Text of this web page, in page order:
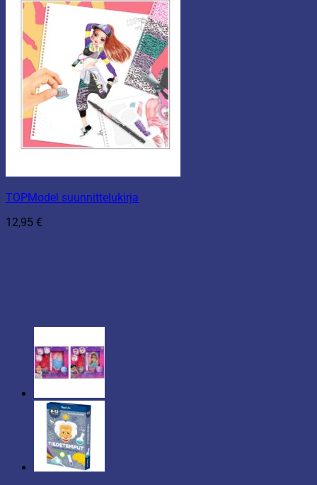
TOPModel suunnittelukirja
12,95 €